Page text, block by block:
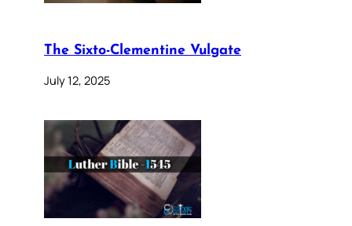
The Sixto-Clementine Vulgate
July 12, 2025